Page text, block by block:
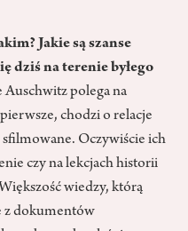
Jakie są szanse
dziś na terenie byłego
Auschwitz polega na
chodzi o relacje
sfilmowane. Oczywiście ich
czy na lekcjach historii
wiedzy, którą
z dokumentów